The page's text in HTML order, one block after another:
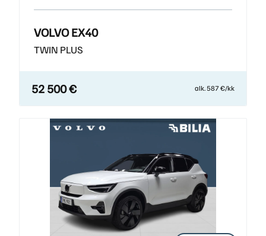
VOLVO EX40
TWIN PLUS
52 500 € alk. 587 €/kk